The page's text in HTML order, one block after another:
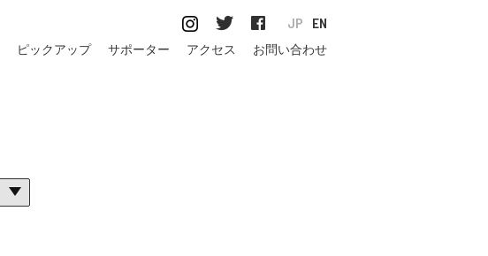
EN
JP
ピックアップ サポーター アクセス お問い合わせ